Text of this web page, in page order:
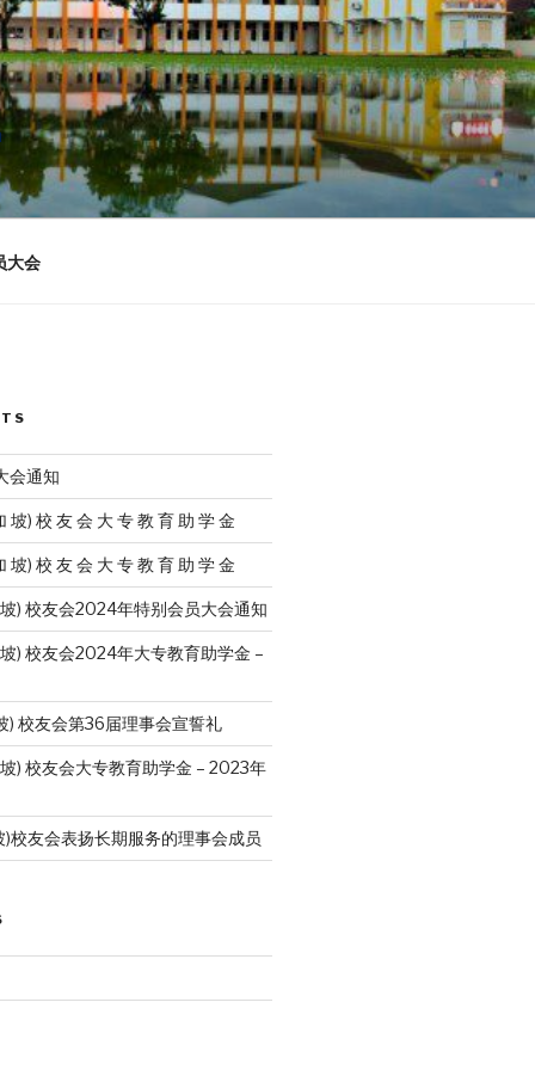
大会
会通知
坡) 校 友 会 大 专 教 育 助 学 金
坡) 校 友 会 大 专 教 育 助 学 金
) 校友会2024年特别会员大会通知
) 校友会2024年大专教育助学金 –
) 校友会第36届理事会宣誓礼
) 校友会大专教育助学金 – 2023年
校友会表扬长期服务的理事会成员